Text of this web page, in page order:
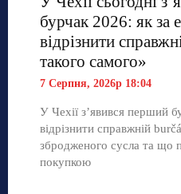
бурчак 2026: як за
відрізнити
такого самого»
7 Серпня, 2026р 18:04
У Чехії з’явився перший
відрізнити справжній
збродженого сусла та що
покупкою